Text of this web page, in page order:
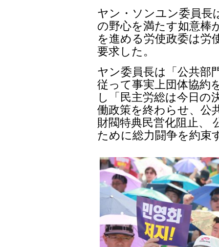
ヤン・ソンユン委員長
の野心を満たす如意棒
を進める労使政委は労
要求した。
ヤン委員長は「公共部
従って事実上団体協約
し「民主労総は今日の
働政策を終わらせ、公
財閥特典民営化阻止、
ために総力闘争を約束